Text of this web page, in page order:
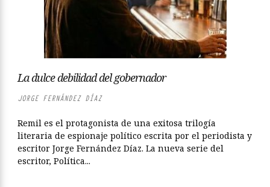
La dulce debilidad del gobernador
JORGE FERNÁNDEZ DÍAZ
Remil es el protagonista de una exitosa trilogía
literaria de espionaje político escrita por el periodista y
escritor Jorge Fernández Díaz. La nueva serie del
escritor, Política...